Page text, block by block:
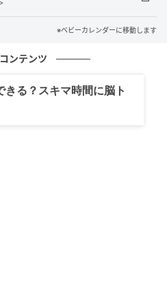
私はそれまで「断ると人間
のだと実感しました。
※ベビーカレンダーに移動します
ンテンツ
きる？スキマ時間に脳ト